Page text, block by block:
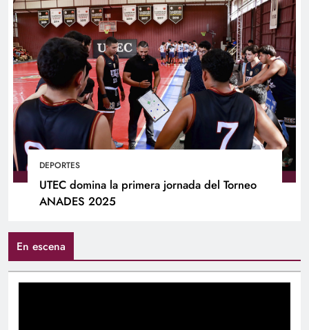
DEPORTES
UTEC domina la primera jornada del Torneo
ANADES 2025
En escena